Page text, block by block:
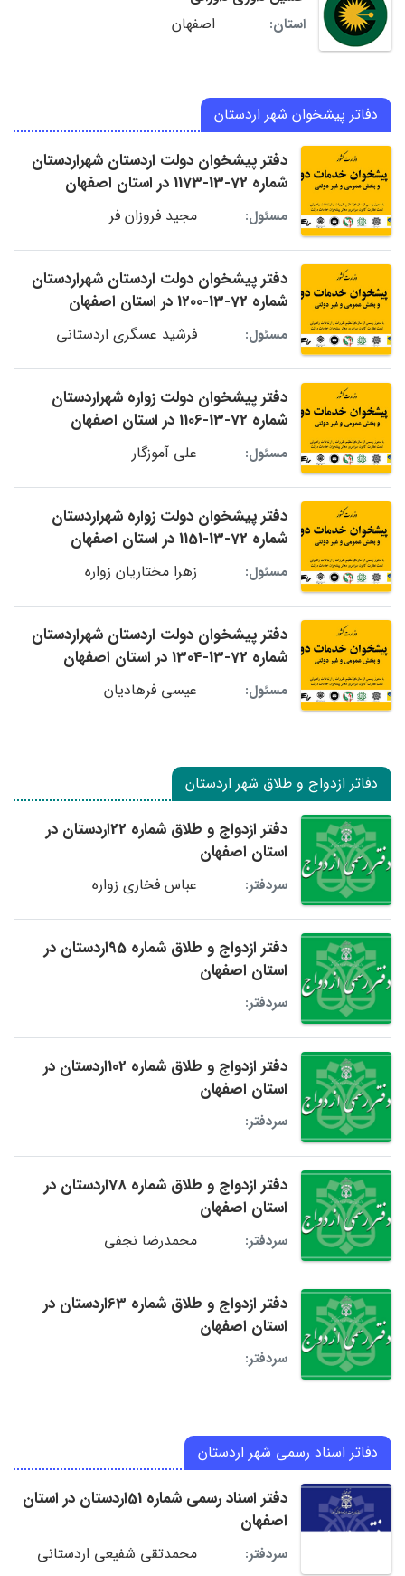
استان:
اصفهان
دفاتر پیشخوان شهر اردستان
دفتر پیشخوان دولت اردستان شهراردستان
شماره 72-13-1173 در استان اصفهان
مسئول: مجید فروزان فر
دفتر پیشخوان دولت اردستان شهراردستان
شماره 72-13-1200 در استان اصفهان
مسئول: فرشید عسگری اردستانی
دفتر پیشخوان دولت زواره شهراردستان
شماره 72-13-1106 در استان اصفهان
مسئول: علی آموزگار
دفتر پیشخوان دولت زواره شهراردستان
شماره 72-13-1151 در استان اصفهان
مسئول: زهرا مختاریان زواره
دفتر پیشخوان دولت اردستان شهراردستان
شماره 72-13-1304 در استان اصفهان
مسئول: عیسی فرهادیان
دفاتر ازدواج و طلاق شهر اردستان
دفتر ازدواج و طلاق شماره 22اردستان در
استان اصفهان
سردفتر: عباس فخاری زواره
دفتر ازدواج و طلاق شماره 95اردستان در
استان اصفهان
سردفتر:
دفتر ازدواج و طلاق شماره 102اردستان در
استان اصفهان
سردفتر:
دفتر ازدواج و طلاق شماره 78اردستان در
استان اصفهان
سردفتر: محمدرضا نجفی
دفتر ازدواج و طلاق شماره 63اردستان در
استان اصفهان
سردفتر:
دفاتر اسناد رسمی شهر اردستان
دفتر اسناد رسمی شماره 51اردستان در استان
اصفهان
سردفتر: محمدتقی شفیعی اردستانی